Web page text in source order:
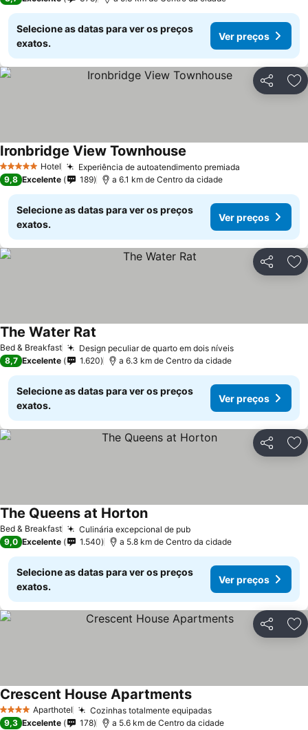
Selecione as datas para ver os preços
exatos.
Ver preços
Partilhar
5 Estrelas Hotel Experiência de autoatendimento premiada
Ironbridge View Townhouse
9,8 Excelente 189 a 6.1 km de Centro da cidade
Selecione as datas para ver os preços
exatos.
Ver preços
Partilhar
Bed & Breakfast Design peculiar de quarto em dois níveis
The Water Rat
8,7 Excelente 1.620 a 6.3 km de Centro da cidade
Selecione as datas para ver os preços
exatos.
Ver preços
Partilhar
Bed & Breakfast Culinária excepcional de pub
The Queens at Horton
9,0 Excelente 1.540 a 5.8 km de Centro da cidade
Selecione as datas para ver os preços
exatos.
Ver preços
Partilhar
4 EstrelasAparthotel Cozinhas totalmente equipadas
Crescent House Apartments
9,3 Excelente 178 a 5.6 km de Centro da cidade